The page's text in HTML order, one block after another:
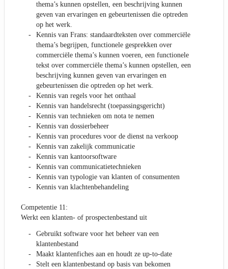
thema’s kunnen opstellen, een beschrijving kunnen
geven van ervaringen en gebeurtenissen die optreden
op het werk.
Kennis van Frans: standaardteksten over commerciële
thema’s begrijpen, functionele gesprekken over
commerciële thema’s kunnen voeren, een functionele
tekst over commerciële thema’s kunnen opstellen, een
beschrijving kunnen geven van ervaringen en
gebeurtenissen die optreden op het werk.
Kennis van regels voor het onthaal
Kennis van handelsrecht (toepassingsgericht)
Kennis van technieken om nota te nemen
Kennis van dossierbeheer
Kennis van procedures voor de dienst na verkoop
Kennis van zakelijk communicatie
Kennis van kantoorsoftware
Kennis van communicatietechnieken
Kennis van typologie van klanten of consumenten
Kennis van klachtenbehandeling
Competentie 11:
Werkt een klanten- of prospectenbestand uit
Gebruikt software voor het beheer van een
klantenbestand
Maakt klantenfiches aan en houdt ze up-to-date
Stelt een klantenbestand op basis van bekomen